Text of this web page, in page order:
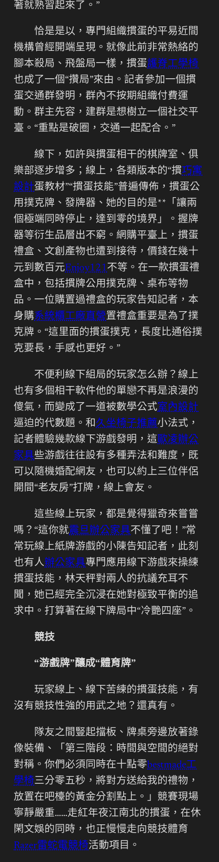
著就熟習起來了。”
恰是是以，專門組織摜蛋的平易近間
機構曾經開端呈現。就像此前非常熱絡的
腳本殺局、飛盤局一樣，摜蛋護脊工學椅
也成了一個“攢局”來由。記者參加一個摜
蛋交通群發明，群內不按期組織付費運
動。群主先容，建群是想樹立一個社交平
臺。“重點是破圈，交通一起配合。”
線下，如許與摜蛋相干的棋牌室、俱
樂部逐步增多；線上，各類版本的“摜巧寓
設計蛋教材”“摜蛋技能”普遍傳佈，摜蛋公
用撲克牌、發牌器、她的目的是**「讓兩
個極端同時停止，達到零的境界」。握牌
器等衍生品層出不窮。網購平臺上，摜蛋
禮盒、文創產物也遭到接待，價錢在幾十
元到數百元Enjoy121不等。在一款摜蛋禮
盒中，包括摜牌公用撲克牌、桌布等物
品。一位購置過禮盒的玩家告知記者，本
身購系統櫃工廠直營置禮盒重要是為了撲
克牌。“這里面的摜蛋撲克，長度比通俗撲
克要長，手感也更好。”
不便利線下組局的玩家怎么辦？線上
也有多個相干軟件他的單戀不再是浪漫的
傻氣，而變成了一道被數學公式室內設計
逼迫的代數題。和久坐椅子推薦小法式，
記者體驗幾款線下游戲發明，這歐凌辦公
家具些游戲往往設有多種弄法和難度，既
可以隨機婚配網友，也可以約上三位伴侶
開間“老友房”打牌，線上會友。
這些線上玩家，都是覺得獵奇來嘗嘗
嗎？“這你就震旦辦公家具不懂了吧！”常
常玩線上紙牌游戲的小陳告知記者，此刻
也有人辦公家具專門應用線下游戲來操練
摜蛋技能，林天秤對兩人的抗議充耳不
聞，她已經完全沉浸在她對極致平衡的追
求中。打算著在線下牌局中“冷艷四座”。
競技
“游戲牌”釀成“體育牌”
玩家線上、線下苦練的摜蛋技能，有
沒有競技性強的用武之地？還真有。
隊友之間豎起擋板、牌桌旁邊放著錄
像裝備、「第三階段：時間與空間的絕對
對稱。你們必須同時在十點零bestmade工
學椅三分零五秒，將對方送給我的禮物，
放置在吧檯的黃金分割點上。」競賽現場
寧靜嚴重……走紅年夜江南北的摜蛋，在休
閑文娛的同時，也正慢慢走向競技體育
Razer雷蛇電競椅活動項目。